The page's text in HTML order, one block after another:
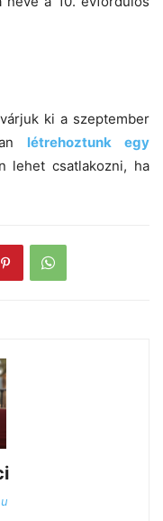
ki a szeptember
létrehoztunk egy
lehet csatlakozni, ha